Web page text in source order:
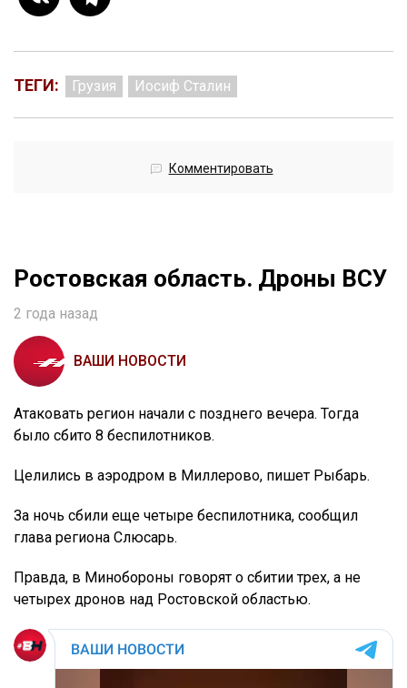
ТЕГИ: Грузия Иосиф Сталин
Комментировать
Ростовская область. Дроны ВСУ
2 года назад
ВАШИ НОВОСТИ
Атаковать регион начали с позднего вечера. Тогда
было сбито 8 беспилотников.
Целились в аэродром в Миллерово, пишет Рыбарь.
За ночь сбили еще четыре беспилотника, сообщил
глава региона Слюсарь.
Правда, в Минобороны говорят о сбитии трех, а не
четырех дронов над Ростовской областью.